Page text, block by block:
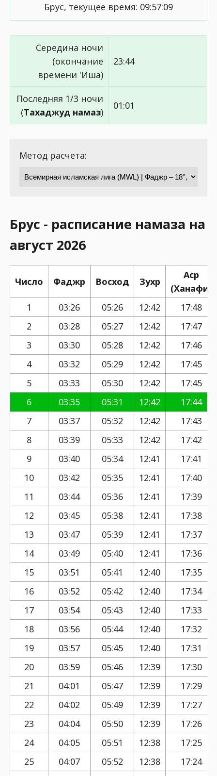
Брус, текущее время: 09:57:09
Середина ночи
(окончание
времени 'Иша)
23:44
Последняя 1/3 ночи
(Тахаджуд намаз)
01:01
Метод расчета:
Брус - расписание намаза на
август 2026
Число Фаджр Восход Зухр
Аср
(Ханафи)
1
03:26 05:26 12:42
17:48
2
03:28 05:27 12:42
17:47
3
03:30 05:28 12:42
17:46
4
03:32 05:29 12:42
17:45
5
03:33 05:30 12:42
17:45
6
03:35 05:31 12:42
17:44
7
03:37 05:32 12:42
17:43
8
03:39 05:33 12:42
17:42
9
03:40 05:34 12:41
17:41
10
03:42 05:35 12:41
17:40
11
03:44 05:36 12:41
17:39
12
03:45 05:38 12:41
17:38
13
03:47 05:39 12:41
17:37
14
03:49 05:40 12:41
17:36
15
03:51 05:41 12:40
17:35
16
03:52 05:42 12:40
17:34
17
03:54 05:43 12:40
17:33
18
03:56 05:44 12:40
17:32
19
03:57 05:45 12:40
17:31
20
03:59 05:46 12:39
17:30
21
04:01 05:47 12:39
17:29
22
04:02 05:49 12:39
17:27
23
04:04 05:50 12:39
17:26
24
04:05 05:51 12:38
17:25
25
04:07 05:52 12:38
17:24